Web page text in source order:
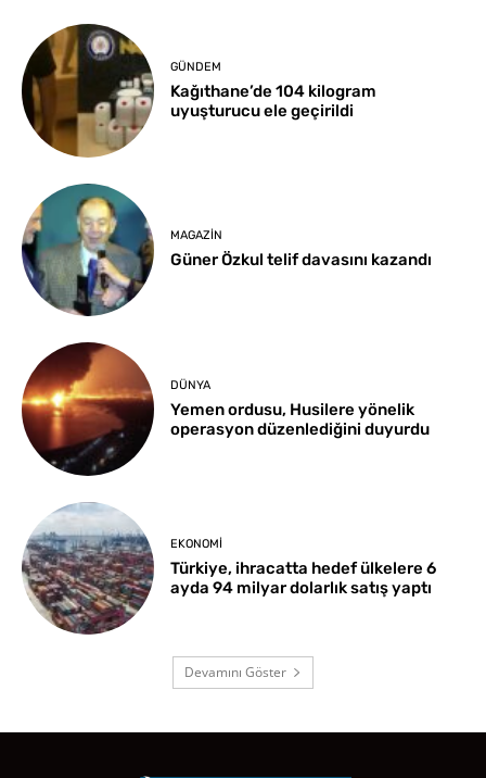
GÜNDEM
Kağıthane’de 104 kilogram
uyuşturucu ele geçirildi
MAGAZIN
Güner Özkul telif davasını kazandı
DÜNYA
Yemen ordusu, Husilere yönelik
operasyon düzenlediğini duyurdu
EKONOMI
Türkiye, ihracatta hedef ülkelere 6
ayda 94 milyar dolarlık satış yaptı
Devamını Göster